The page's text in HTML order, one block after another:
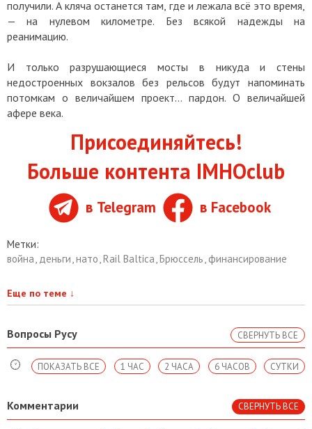
получили. А кляча останется там, где и лежала всё это время,
— на нулевом километре. Без всякой надежды на
реанимацию.
И только разрушающиеся мосты в никуда и стены
недостроенных вокзалов без рельсов будут напоминать
потомкам о величайшем проект… пардон. О величайшей
афере века.
Присоединяйтесь!
Больше контента IMHOclub
в Telegram в Facebook
Метки:
война деньги нато Rail Baltica Брюссель финансирование
Еще по теме ↓
Вопросы Русу СВЕРНУТЬ ВСЕ
СУТКИ
6 ЧАСОВ
2 ЧАСА
1 ЧАС
ПОКАЗАТЬ ВСЕ
Комментарии СВЕРНУТЬ ВСЕ